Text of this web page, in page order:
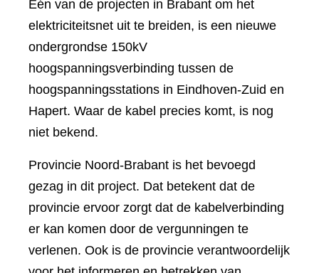
Eén van de projecten in Brabant om het
elektriciteitsnet uit te breiden, is een nieuwe
ondergrondse 150kV
hoogspanningsverbinding tussen de
hoogspanningsstations in Eindhoven-Zuid en
Hapert. Waar de kabel precies komt, is nog
niet bekend.
Provincie Noord-Brabant is het bevoegd
gezag in dit project. Dat betekent dat de
provincie ervoor zorgt dat de kabelverbinding
er kan komen door de vergunningen te
verlenen. Ook is de provincie verantwoordelijk